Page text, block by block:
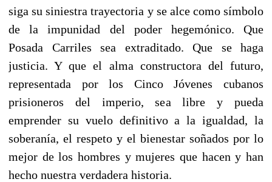
siga su siniestra trayectoria y se alce como símbolo
de la impunidad del poder hegemónico. Que
Posada Carriles sea extraditado. Que se haga
justicia. Y que el alma constructora del futuro,
representada por los Cinco Jóvenes cubanos
prisioneros del imperio, sea libre y pueda
emprender su vuelo definitivo a la igualdad, la
soberanía, el respeto y el bienestar soñados por lo
mejor de los hombres y mujeres que hacen y han
hecho nuestra verdadera historia.